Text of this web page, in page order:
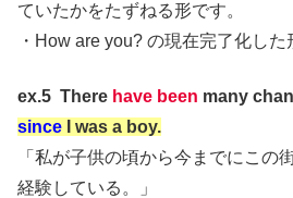
ていたかをたずねる形です。
・How are you? の現在完了化した
ex.5 There have been many
since I was a boy.
「私が子供の頃から今までにこの
経験している。」